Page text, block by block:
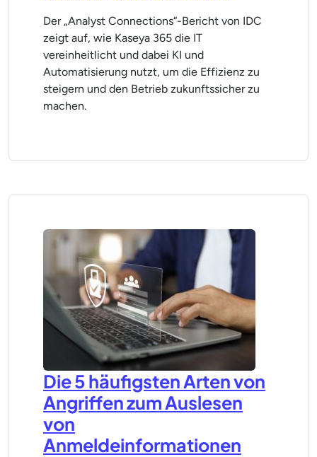
Der „Analyst Connections“-Bericht von IDC
zeigt auf, wie Kaseya 365 die IT
vereinheitlicht und dabei KI und
Automatisierung nutzt, um die Effizienz zu
steigern und den Betrieb zukunftssicher zu
machen.
Die 5 häufigsten Arten von
Angriffen zum Auslesen
von
Anmeldeinformationen